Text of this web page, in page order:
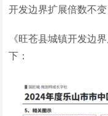
开发边界扩展倍数不
《旺苍县城镇开发边
下：